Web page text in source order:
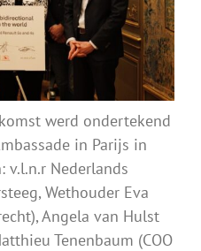
werd ondertekend
in Parijs in
v.l.n.r Nederlands
Wethouder Eva
Angela van Hulst
Tenenbaum (COO